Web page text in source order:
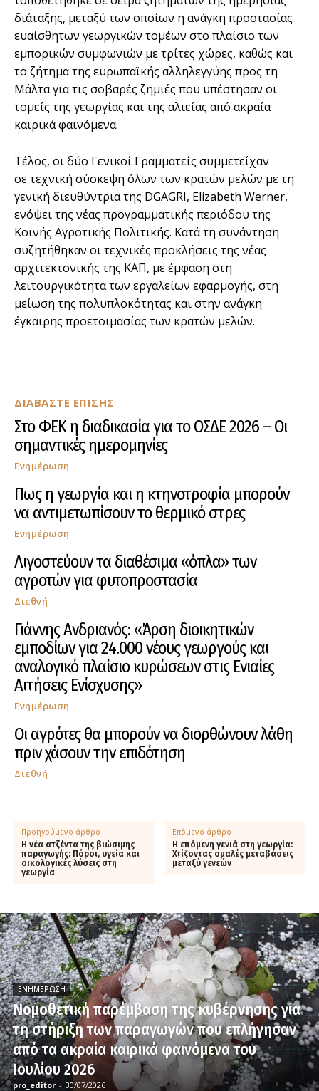
ΔΙΑΒΑΣΤΕ ΕΠΙΣΗΣ
Στο ΦΕΚ η διαδικασία για το ΟΣΔΕ 2026 – Οι
σημαντικές ημερομηνίες
Ενημέρωση
Πως η γεωργία και η κτηνοτροφία μπορούν
να αντιμετωπίσουν το θερμικό στρες
Ενημέρωση
Λιγοστεύουν τα διαθέσιμα «όπλα» των
αγροτών για φυτοπροστασία
Διεθνή
Γιάννης Ανδριανός: «Άρση διοικητικών
εμποδίων για 24.000 νέους γεωργούς και
αναλογικό πλαίσιο κυρώσεων στις Ενιαίες
Αιτήσεις Ενίσχυσης»
Ενημέρωση
Οι αγρότες θα μπορούν να διορθώνουν λάθη
πριν χάσουν την επιδότηση
Διεθνή
διάταξης, μεταξύ των οποίων η ανάγκη προστασίας
ευαίσθητων γεωργικών τομέων στο πλαίσιο των
εμπορικών συμφωνιών με τρίτες χώρες, καθώς και
το ζήτημα της ευρωπαϊκής αλληλεγγύης προς τη
Μάλτα για τις σοβαρές ζημιές που υπέστησαν οι
τομείς της γεωργίας και της αλιείας από ακραία
καιρικά φαινόμενα.
Τέλος, οι δύο Γενικοί Γραμματείς συμμετείχαν
σε τεχνική σύσκεψη όλων των κρατών μελών με τη
γενική διευθύντρια της DGAGRI, Elizabeth Werner,
ενόψει της νέας προγραμματικής περιόδου της
Κοινής Αγροτικής Πολιτικής. Κατά τη συνάντηση
συζητήθηκαν οι τεχνικές προκλήσεις της νέας
αρχιτεκτονικής της ΚΑΠ, με έμφαση στη
λειτουργικότητα των εργαλείων εφαρμογής, στη
μείωση της πολυπλοκότητας και στην ανάγκη
έγκαιρης προετοιμασίας των κρατών μελών.
Προηγούμενο άρθρο
Η νέα ατζέντα της βιώσιμης
παραγωγής: Πόροι, υγεία και
οικολογικές λύσεις στη
γεωργία
Επόμενο άρθρο
Η επόμενη γενιά στη γεωργία:
Χτίζοντας ομαλές μεταβάσεις
μεταξύ γενεών
ΕΝΗΜΈΡΩΣΗ
Νομοθετική παρέμβαση της κυβέρνησης για
τη στήριξη των παραγωγών που επλήγησαν
από τα ακραία καιρικά φαινόμενα του
Ιουλίου 2026
pro_editor - 30/07/2026